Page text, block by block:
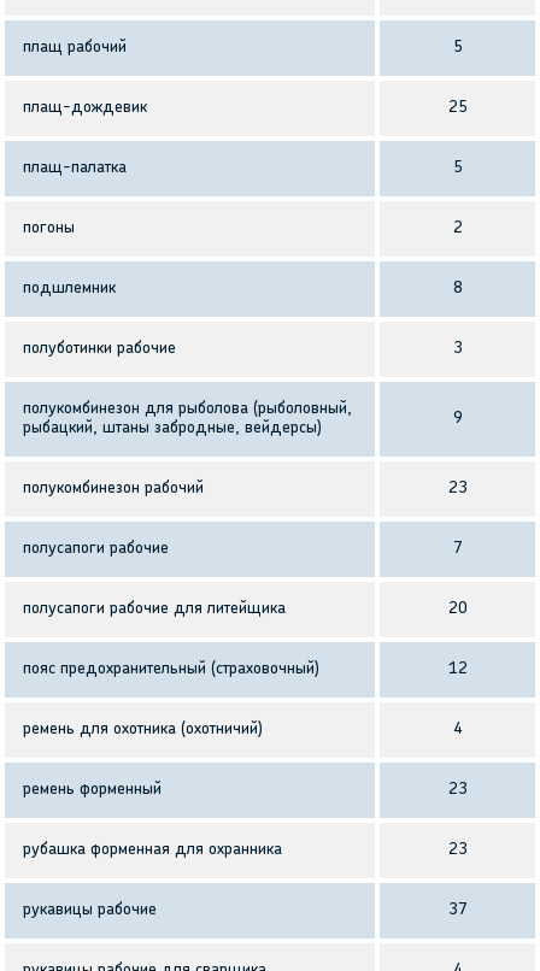
плащ рабочий 5
плащ-дождевик 25
плащ-палатка 5
погоны 2
подшлемник 8
полуботинки рабочие 3
полукомбинезон для рыболова (рыболовный,
рыбацкий, штаны забродные, вейдерсы)
9
полукомбинезон рабочий 23
полусапоги рабочие 7
полусапоги рабочие для литейщика 20
пояс предохранительный (страховочный) 12
ремень для охотника (охотничий) 4
ремень форменный 23
рубашка форменная для охранника 23
рукавицы рабочие 37